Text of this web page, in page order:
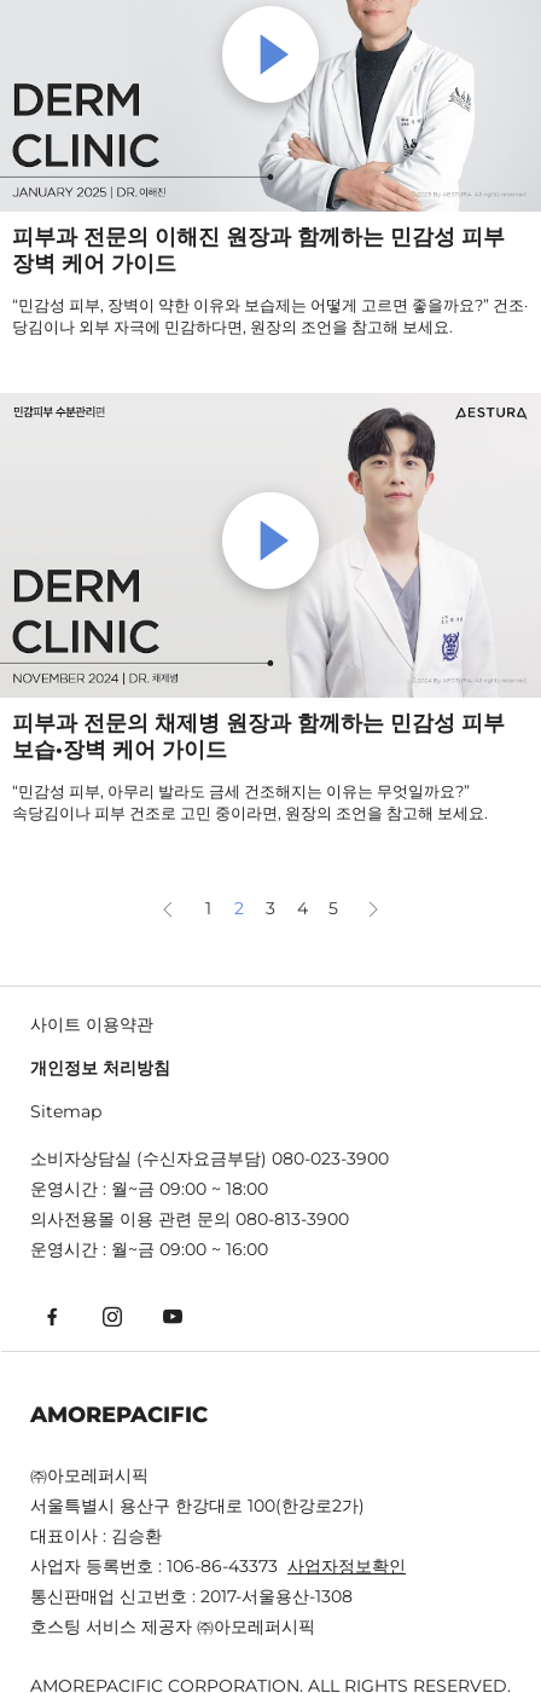
피부과 전문의 이해진 원장과 함께하는 민감성 피부
장벽 케어 가이드
“민감성 피부, 장벽이 약한 이유와 보습제는 어떻게 고르면 좋을까요?” 건조·
당김이나 외부 자극에 민감하다면, 원장의 조언을 참고해 보세요.
피부과 전문의 채제병 원장과 함께하는 민감성 피부
보습·장벽 케어 가이드
“민감성 피부, 아무리 발라도 금세 건조해지는 이유는 무엇일까요?”
속당김이나 피부 건조로 고민 중이라면, 원장의 조언을 참고해 보세요.
1 2 3 4 5
사이트 이용약관
개인정보 처리방침
Sitemap
소비자상담실 (수신자요금부담) 080-023-3900
운영시간 : 월~금 09:00 ~ 18:00
의사전용몰 이용 관련 문의 080-813-3900
운영시간 : 월~금 09:00 ~ 16:00
AMOREPACIFIC
㈜아모레퍼시픽
서울특별시 용산구 한강대로 100(한강로2가)
대표이사 : 김승환
사업자 등록번호 : 106-86-43373 사업자정보확인
통신판매업 신고번호 : 2017-서울용산-1308
호스팅 서비스 제공자 ㈜아모레퍼시픽
AMOREPACIFIC CORPORATION. ALL RIGHTS RESERVED.